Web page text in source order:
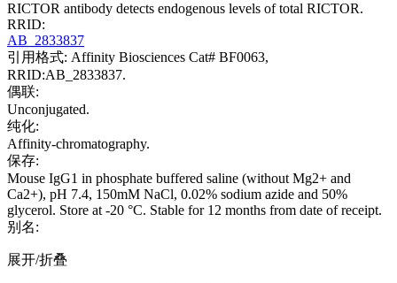
RICTOR antibody detects endogenous levels of total RICTOR.
RRID:
AB_2833837
引用格式: Affinity Biosciences Cat# BF0063,
RRID:AB_2833837.
偶联:
Unconjugated.
纯化:
Affinity-chromatography.
保存:
Mouse IgG1 in phosphate buffered saline (without Mg2+ and
Ca2+), pH 7.4, 150mM NaCl, 0.02% sodium azide and 50%
glycerol. Store at -20 °C. Stable for 12 months from date of receipt.
别名:
展开/折叠